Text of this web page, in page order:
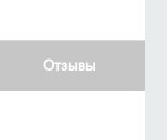
Отзывы